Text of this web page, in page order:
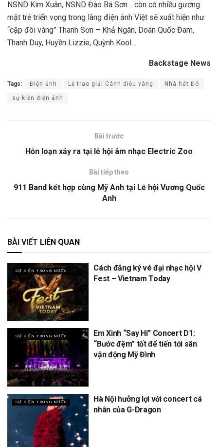
NSND Kim Xuân, NSND Đào Bá Sơn… còn có nhiều gương
mặt trẻ triển vọng trong làng điện ảnh Việt sẽ xuất hiện như
“cặp đôi vàng” Thanh Sơn – Khả Ngân, Doãn Quốc Đam,
Thanh Duy, Huyền Lizzie, Quỳnh Kool…
Backstage News
Tags: Điện ảnh Lễ trao giải Cánh diều vàng Nhà hát Đó
sự kiện điện ảnh
Bài trước
Hỗn loạn xảy ra tại lễ hội âm nhạc Electric Zoo
Bài tiếp theo
911 Band kết hợp cùng Mỹ Anh tại Lễ hội Vương Quốc
Anh
BÀI VIẾT LIÊN QUAN
SỰ KIỆN TRONG NƯỚC
Cách đăng ký vé đại nhạc hội V
Fest – Vietnam Today
SỰ KIỆN TRONG NƯỚC
Em Xinh “Say Hi” Concert D1:
“Bước đệm” tốt để tiến tới sân
vận động Mỹ Đình
SỰ KIỆN TRONG NƯỚC
Hà Nội hưởng lợi với concert cá
nhân của G-Dragon